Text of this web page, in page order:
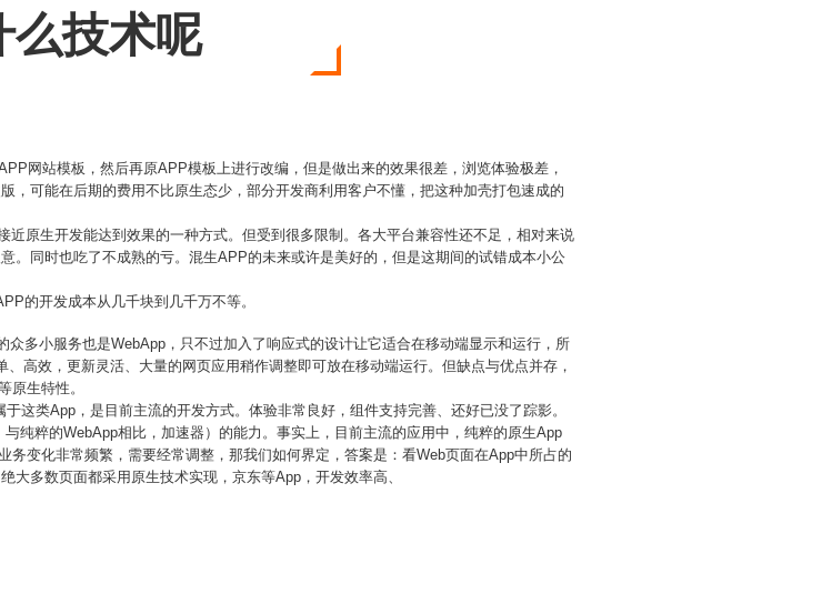
么技术呢
网站模板，然后再原APP模板上进行改编，但是做出来的效果很差，浏览体验极差，
，可能在后期的费用不比原生态少，部分开发商利用客户不懂，把这种加壳打包速成的
原生开发能达到效果的一种方式。但受到很多限制。各大平台兼容性还不足，相对来说
。同时也吃了不成熟的亏。混生APP的未来或许是美好的，但是这期间的试错成本小公
的开发成本从几千块到几千万不等。
众多小服务也是WebApp，只不过加入了响应式的设计让它适合在移动端显示和运行，所
高效，更新灵活、大量的网页应用稍作调整即可放在移动端运行。但缺点与优点并存，
原生特性。
这类App，是目前主流的开发方式。体验非常良好，组件支持完善、还好已没了踪影。
纯粹的WebApp相比，加速器）的能力。事实上，目前主流的应用中，纯粹的原生App
变化非常频繁，需要经常调整，那我们如何界定，答案是：看Web页面在App中所占的
大多数页面都采用原生技术实现，京东等App，开发效率高、